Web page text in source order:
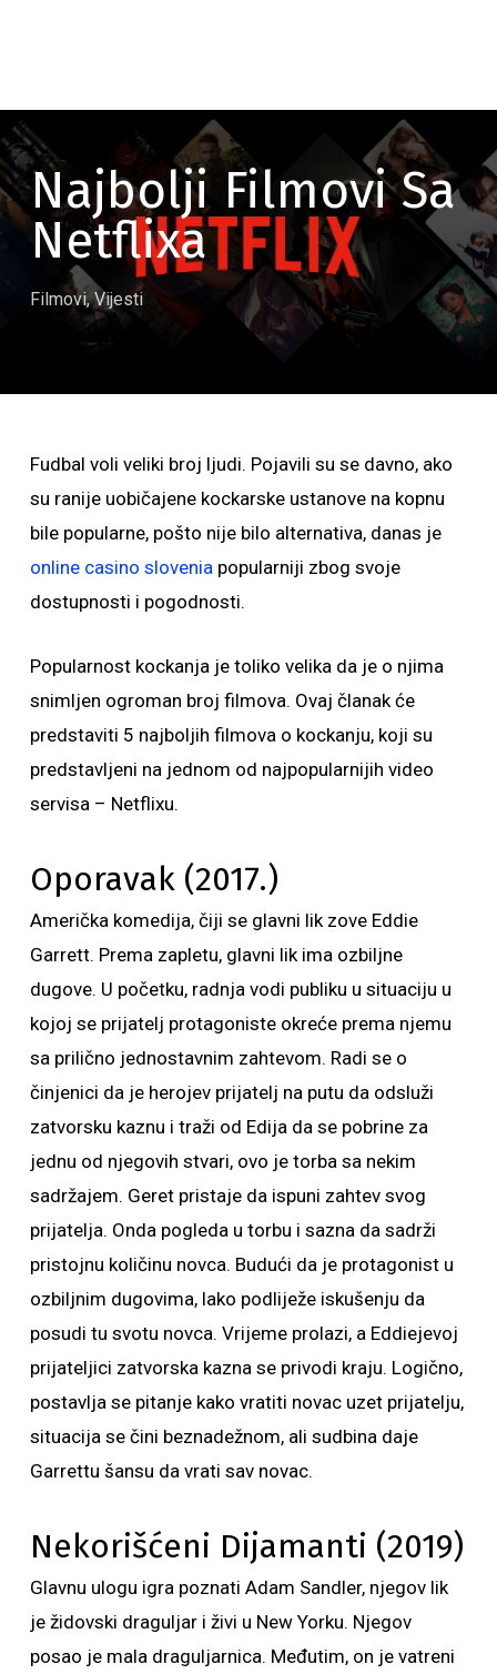
Najbolji Filmovi Sa
Netflixa
Filmovi,Vijesti
Fudbal voli veliki broj ljudi. Pojavili su se davno, ako
su ranije uobičajene kockarske ustanove na kopnu
bile popularne, pošto nije bilo alternativa, danas je
online casino sloveniapopularniji zbog svoje
dostupnosti i pogodnosti.
Popularnost kockanja je toliko velika da je o njima
snimljen ogroman broj filmova. Ovaj članak će
predstaviti 5 najboljih filmova o kockanju, koji su
predstavljeni na jednom od najpopularnijih video
servisa – Netflixu.
Oporavak (2017.)
Američka komedija, čiji se glavni lik zove Eddie
Garrett. Prema zapletu, glavni lik ima ozbiljne
dugove. U početku, radnja vodi publiku u situaciju u
kojoj se prijatelj protagoniste okreće prema njemu
sa prilično jednostavnim zahtevom. Radi se o
činjenici da je herojev prijatelj na putu da odsluži
zatvorsku kaznu i traži od Edija da se pobrine za
jednu od njegovih stvari, ovo je torba sa nekim
sadržajem. Geret pristaje da ispuni zahtev svog
prijatelja. Onda pogleda u torbu i sazna da sadrži
pristojnu količinu novca. Budući da je protagonist u
ozbiljnim dugovima, lako podliježe iskušenju da
posudi tu svotu novca. Vrijeme prolazi, a Eddiejevoj
prijateljici zatvorska kazna se privodi kraju. Logično,
postavlja se pitanje kako vratiti novac uzet prijatelju,
situacija se čini beznadežnom, ali sudbina daje
Garrettu šansu da vrati sav novac.
Nekorišćeni Dijamanti (2019)
Glavnu ulogu igra poznati Adam Sandler, njegov lik
je židovski draguljar i živi u New Yorku. Njegov
posao je mala draguljarnica. Međutim, on je vatreni